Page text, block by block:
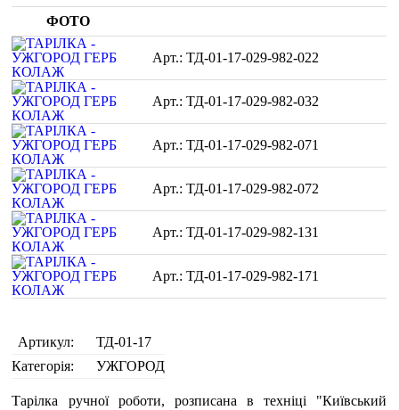
ФОТО
ТД-01-17-029-982-022
ТД-01-17-029-982-032
ТД-01-17-029-982-071
ТД-01-17-029-982-072
ТД-01-17-029-982-131
ТД-01-17-029-982-171
Артикул:
ТД-01-17
Категорія:
УЖГОРОД
Тарілка ручної роботи, розписана в техніці "Київський